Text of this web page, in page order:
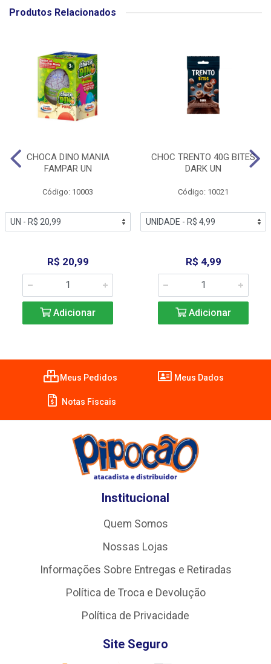
Produtos Relacionados
CHOCA DINO MANIA
FAMPAR UN
Código: 10003
R$ 20,99
Adicionar
CHOC TRENTO 40G BITES
DARK UN
Código: 10021
R$ 4,99
Adicionar
Meus Pedidos Meus Dados
Notas Fiscais
Institucional
Quem Somos
Nossas Lojas
Informações Sobre Entregas e Retiradas
Política de Troca e Devolução
Política de Privacidade
Site Seguro